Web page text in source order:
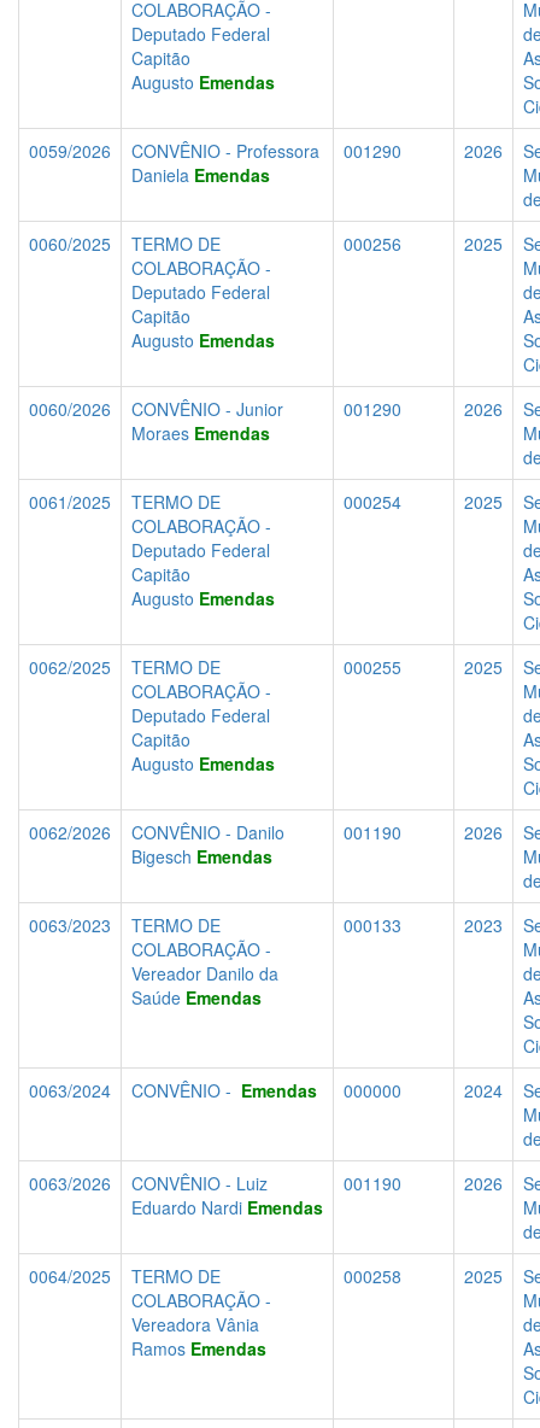
COLABORAÇÃO -
Deputado Federal
Capitão
Augusto Emendas
0059/2026
CONVÊNIO - Professora
Daniela Emendas
001290 2026
0060/2025
TERMO DE
COLABORAÇÃO -
Deputado Federal
Capitão
Augusto Emendas
000256 2025
0060/2026
CONVÊNIO - Junior
Moraes Emendas
001290 2026
0061/2025
TERMO DE
COLABORAÇÃO -
Deputado Federal
Capitão
Augusto Emendas
000254 2025
0062/2025
TERMO DE
COLABORAÇÃO -
Deputado Federal
Capitão
Augusto Emendas
000255 2025
0062/2026
CONVÊNIO - Danilo
Bigesch Emendas
001190 2026
0063/2023
TERMO DE
COLABORAÇÃO -
Vereador Danilo da
Saúde Emendas
000133 2023
0063/2024
CONVÊNIO - Emendas 000000 2024
0063/2026
CONVÊNIO - Luiz
Eduardo Nardi Emendas
001190 2026
0064/2025
TERMO DE
COLABORAÇÃO -
Vereadora Vânia
Ramos Emendas
000258 2025